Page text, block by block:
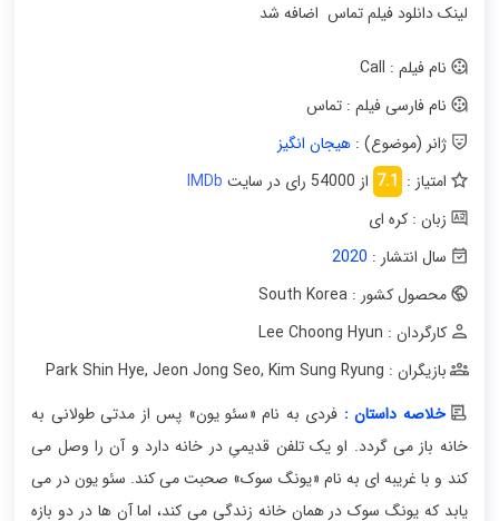
لینک دانلود فیلم تماس اضافه شد
نام فیلم : Call
نام فارسی فیلم : تماس
ژانر (موضوع) :هیجان انگیز
امتیاز : 7.1 از 54000 رای در سایت
IMDb
زبان : کره ای
سال انتشار : 2020
محصول کشور : South Korea
کارگردان : Lee Choong Hyun
بازیگران : Park Shin Hye
, Jeon Jong Seo, Kim Sung Ryung
خلاصه داستان : فردی به نام «سئو یون» پس از مدتی طولانی به
خانه باز می گردد. او یک تلفن قدیمیِ در خانه دارد و آن را وصل می
کند و با غریبه ای به نام «یونگ سوک» صحبت می کند. سئو یون در می
یابد که یونگ سوک در همان خانه زندگی می کند، اما آن ها در دو بازه